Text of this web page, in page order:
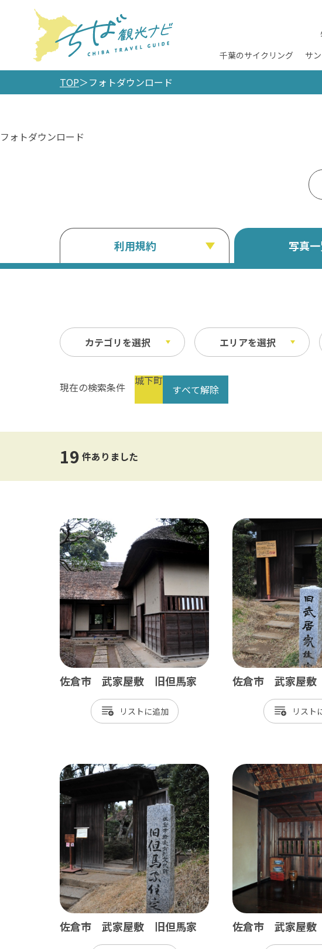
千葉のサイクリング サ
TOP フォトダウンロード
フォトダウンロード
利用規約 写真
カテゴリを選択 エリアを選択
祭り・イベント
公共の施設
千葉市
市川市
船橋市
習志野市
八千代市
浦安市
東葛飾
松戸市
野田市
柏市
流山市
我孫子市
鎌ケ谷市
春
縦
現在の検索条件 城下町
すべて解除
19 件ありました
佐倉市 武家屋敷 旧但馬家
リスト
佐倉市 武家屋
リスト
佐倉市 武家屋敷 旧但馬家 佐倉市 武家屋